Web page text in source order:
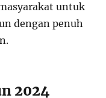
untuk
dengan penuh
2024